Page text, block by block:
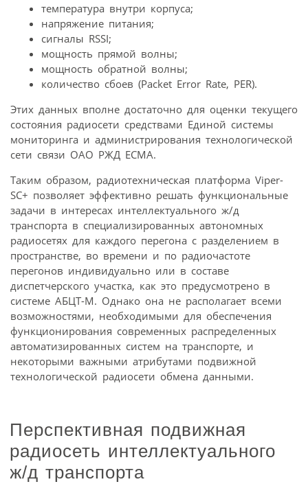
температура внутри корпуса;
напряжение питания;
сигналы RSSI;
мощность прямой волны;
мощность обратной волны;
количество сбоев (Packet Error Rate, PER).
Этих данных вполне достаточно для оценки текущего
состояния радиосети средствами Единой системы
мониторинга и администрирования технологической
сети связи ОАО РЖД ЕСМА.
Таким образом, радиотехническая платформа Viper-
SC+ позволяет эффективно решать функциональные
задачи в интересах интеллектуального ж/д
транспорта в специализированных автономных
радиосетях для каждого перегона с разделением в
пространстве, во времени и по радиочастоте
перегонов индивидуально или в составе
диспетчерского участка, как это предусмотрено в
системе АБЦТ-М. Однако она не располагает всеми
возможностями, необходимыми для обеспечения
функционирования современных распределенных
автоматизированных систем на транспорте, и
некоторыми важными атрибутами подвижной
технологической радиосети обмена данными.
Перспективная подвижная
радиосеть интеллектуального
ж/д транспорта